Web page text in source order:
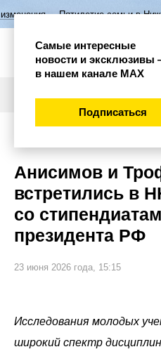
семьи в Нижегородской
Анисимов и
встретились в
со
президента РФ
23 июня 2026 года, 15:15
Исследования молодых
широкий спектр
Самые интересные
новости и эксклюзивы
в нашем канале МАХ
Подписаться